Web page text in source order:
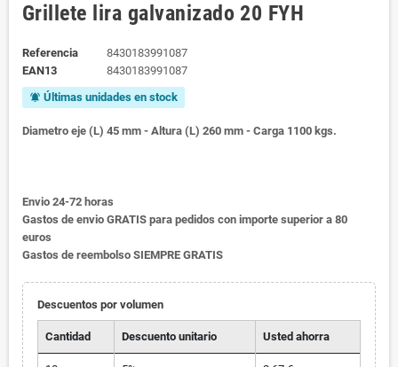
Grillete lira galvanizado 20 FYH
Referencia
8430183991087
EAN13
8430183991087
notifications_active Últimas unidades en stock
Diametro eje (L) 45 mm - Altura (L) 260 mm - Carga 1100 kgs.
Envio 24-72 horas
Gastos de envio GRATIS para pedidos con importe superior a 80
euros
Gastos de reembolso SIEMPRE GRATIS
Descuentos por volumen
Cantidad Descuento unitario Usted ahorra